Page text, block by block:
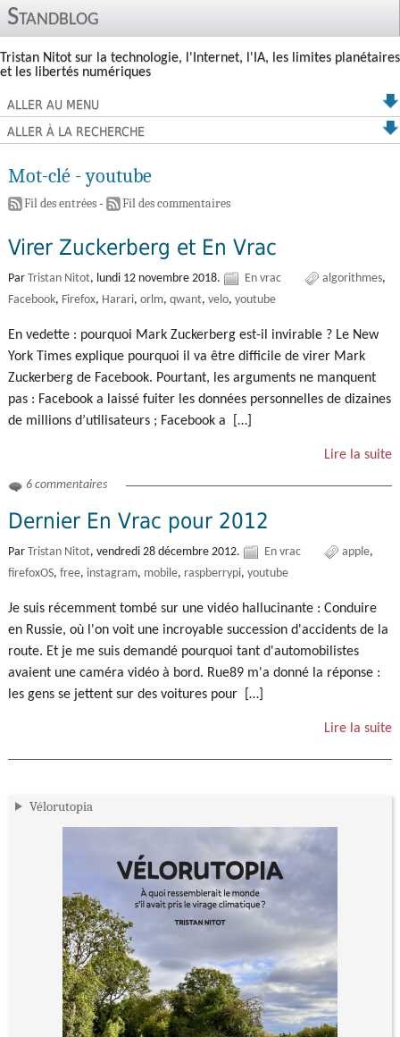
Standblog
Tristan Nitot sur la technologie, l'Internet, l'IA, les limites planétaires
et les libertés numériques
ALLER AU MENU
ALLER À LA RECHERCHE
Mot-clé - youtube
Fil des entrées- Fil des commentaires
Virer Zuckerberg et En Vrac
Par Tristan Nitot, lundi 12 novembre 2018. En vrac
algorithmes
Facebook
Firefox Harari orlm qwant velo youtube
En vedette : pourquoi Mark Zuckerberg est-il invirable ? Le New
York Times explique pourquoi il va être difficile de virer Mark
Zuckerberg de Facebook. Pourtant, les arguments ne manquent
pas : Facebook a laissé fuiter les données personnelles de dizaines
de millions d’utilisateurs ; Facebook a […]
Lire la suite
6 commentaires
Dernier En Vrac pour 2012
Par Tristan Nitot, vendredi 28 décembre 2012. En vrac
apple
firefoxOS free instagram mobile raspberrypi youtube
Je suis récemment tombé sur une vidéo hallucinante : Conduire
en Russie, où l'on voit une incroyable succession d'accidents de la
route. Et je me suis demandé pourquoi tant d'automobilistes
avaient une caméra vidéo à bord. Rue89 m'a donné la réponse :
les gens se jettent sur des voitures pour […]
Lire la suite
Vélorutopia